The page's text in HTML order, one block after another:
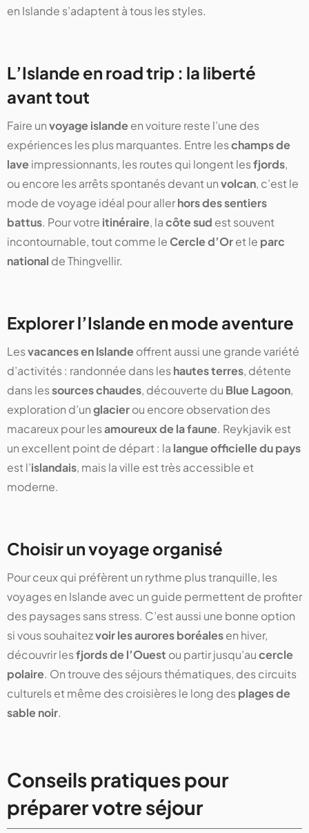
en Islande s’adaptent à tous les styles.
L’Islande en road trip : la liberté
avant tout
Faire unvoyage islandeen voiture reste l’une des
expériences les plus marquantes. Entre leschamps de
laveimpressionnants, les routes qui longent lesfjords,
ou encore les arrêts spontanés devant unvolcan, c’est le
mode de voyage idéal pour allerhors des sentiers
battus. Pour votre itinéraire, lacôte sud est souvent
incontournable, tout comme le Cercle d’Oret le parc
national de Thingvellir.
Explorer l’Islande en mode aventure
Lesvacances en Islandeoffrent aussi une grande variété
d’activités : randonnée dans leshautes terres, détente
dans lessources chaudes, découverte du Blue Lagoon,
exploration d’unglacierou encore observation des
macareux pour lesamoureux de la faune. Reykjavik est
un excellent point de départ : la langue officielle du pays
est l’islandais, mais la ville est très accessible et
moderne.
Choisir un voyage organisé
Pour ceux qui préfèrent un rythme plus tranquille, les
voyages en Islande avec un guide permettent de profiter
des paysages sans stress. C’est aussi une bonne option
si vous souhaitezvoir les aurores boréalesen hiver,
découvrir lesfjords de l’Ouest ou partir jusqu’aucercle
polaire. On trouve des séjours thématiques, des circuits
culturels et même des croisières le long desplages de
sable noir.
Conseils pratiques pour
préparer votre séjour